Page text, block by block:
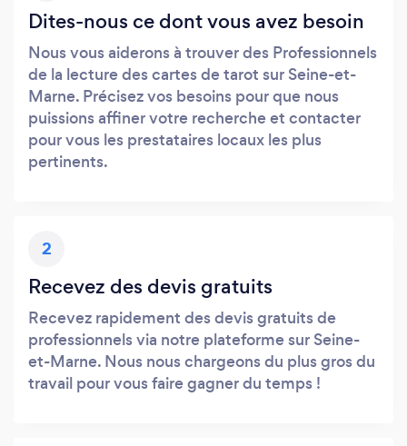
Dites-nous ce dont vous avez besoin
Nous vous aiderons à trouver des Professionnels
de la lecture des cartes de tarot sur Seine-et-
Marne. Précisez vos besoins pour que nous
puissions affiner votre recherche et contacter
pour vous les prestataires locaux les plus
pertinents.
2
Recevez des devis gratuits
Recevez rapidement des devis gratuits de
professionnels via notre plateforme sur Seine-
et-Marne. Nous nous chargeons du plus gros du
travail pour vous faire gagner du temps !